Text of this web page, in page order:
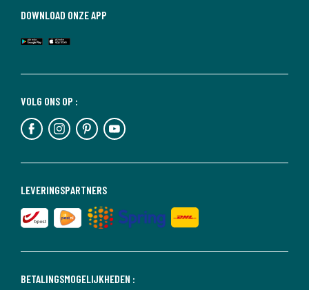
BETALINGSMOGELIJKHEDEN :
LEVERINGSPARTNERS
VOLG ONS OP :
DOWNLOAD ONZE APP